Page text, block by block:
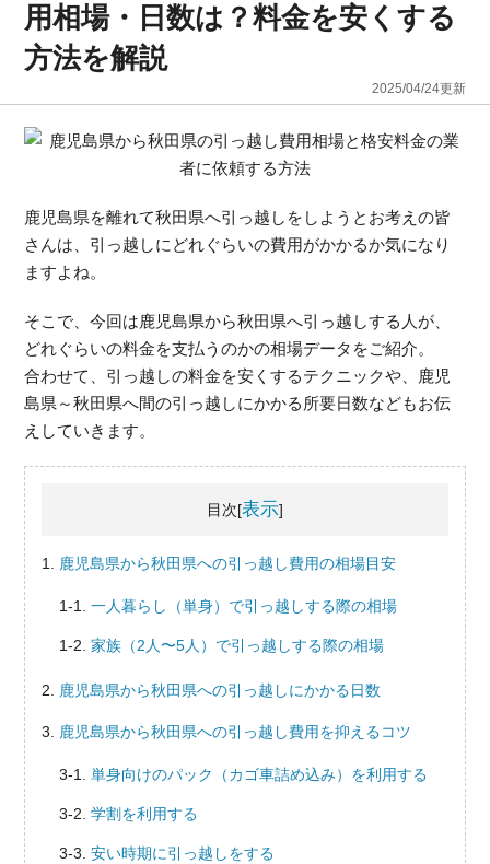
用相場・日数は？料金を安くする
方法を解説
2025/04/24更新
鹿児島県を離れて秋田県へ引っ越しをしようとお考えの皆
さんは、引っ越しにどれぐらいの費用がかかるか気になり
ますよね。
そこで、今回は鹿児島県から秋田県へ引っ越しする人が、
どれぐらいの料金を支払うのかの相場データをご紹介。
合わせて、引っ越しの料金を安くするテクニックや、鹿児
島県～秋田県へ間の引っ越しにかかる所要日数などもお伝
えしていきます。
目次[表示]
鹿児島県から秋田県への引っ越し費用の相場目安
一人暮らし（単身）で引っ越しする際の相場
家族（2人〜5人）で引っ越しする際の相場
鹿児島県から秋田県への引っ越しにかかる日数
鹿児島県から秋田県への引っ越し費用を抑えるコツ
単身向けのパック（カゴ車詰め込み）を利用する
学割を利用する
安い時期に引っ越しをする